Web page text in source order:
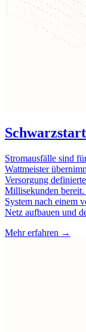
Stromausfälle sind
Wattmeister
Versorgung
Millisekunden
System nach einem
Netz aufbauen und
Mehr erfahren →